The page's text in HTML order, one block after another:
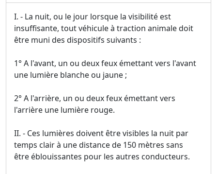
I. - La nuit, ou le jour lorsque la visibilité est
insuffisante, tout véhicule à traction animale doit
être muni des dispositifs suivants :
1° A l'avant, un ou deux feux émettant vers l'avant
une lumière blanche ou jaune ;
2° A l'arrière, un ou deux feux émettant vers
l'arrière une lumière rouge.
II. - Ces lumières doivent être visibles la nuit par
temps clair à une distance de 150 mètres sans
être éblouissantes pour les autres conducteurs.